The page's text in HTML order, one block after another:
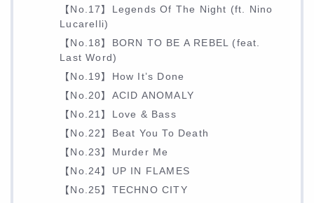
【No.17】Legends Of The Night (ft. Nino
Lucarelli)
【No.18】BORN TO BE A REBEL (feat.
Last Word)
【No.19】How It’s Done
【No.20】ACID ANOMALY
【No.21】Love & Bass
【No.22】Beat You To Death
【No.23】Murder Me
【No.24】UP IN FLAMES
【No.25】TECHNO CITY